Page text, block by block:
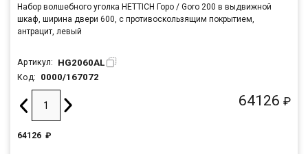
Набор волшебного уголка HETTICH Горо / Goro 200 в выдвижной
шкаф, ширина двери 600, с противоскользящим покрытием,
антрацит, левый
Артикул: HG2060AL
Код: 0000/167072
64126 ₽
64126 ₽